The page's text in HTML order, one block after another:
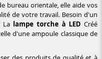
bureau orientale, elle aide vos
de votre travail. Besoin d'un
La lampe torche à LED Créé
d'une ampoule classique de